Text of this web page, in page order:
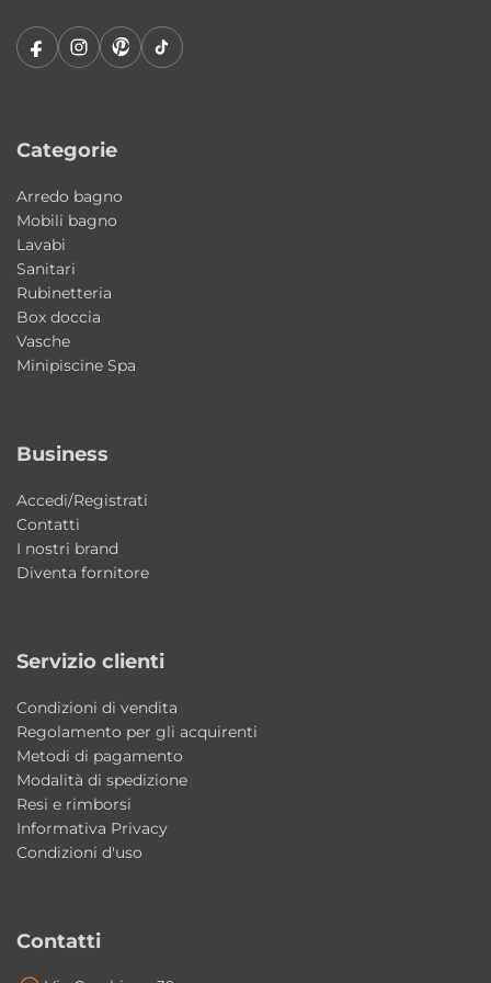
Flessibile in PVC da 150 cm
Il flessibile in PVC da 150 cm garantisce
Materiali resistenti e qualità costruttiva
La combinazione di ottone, ABS e
componenti di qualità garantisce resistenza,
affidabilità e lunga durata anche in ambienti
umidi.
Composizione del set doccia
cm in ABS
• Miscelatore doccia ad incasso in ottone con
deviatore a leva
• Doccetta in ottone
• Supporto a muro per doccetta in ottone
Finitura disponibile
• Nero Opaco
Ideale per bagni moderni e di design
Il design rettangolare e la finitura Nero Matt
rendono questo set doccia perfetto per
ambienti bagno contemporanei, eleganti e
Caratteristiche principali
Categorie
Arredo bagno
Mobili bagno
Lavabi
Sanitari
Rubinetteria
Box doccia
Vasche
Minipiscine Spa
Business
Accedi/Registrati
Contatti
I nostri brand
Diventa fornitore
Servizio clienti
Condizioni di vendita
Regolamento per gli acquirenti
Metodi di pagamento
Modalità di spedizione
Resi e rimborsi
Informativa Privacy
Condizioni d'uso
Contatti